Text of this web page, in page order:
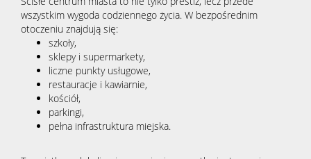
wszystkim wygoda codziennego życia. W bezpośrednim
otoczeniu znajdują się:
szkoły,
sklepy i supermarkety,
liczne punkty usługowe,
restauracje i kawiarnie,
kościół,
parkingi,
pełna infrastruktura miejska.